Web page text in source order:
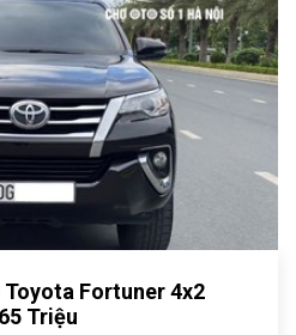
Toyota Fortuner 4x2
Triệu